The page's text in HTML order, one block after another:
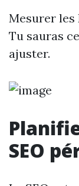
Mesurer les
Tu sauras
ajuster.
SEO